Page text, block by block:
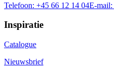
Telefoon: +45 66 12 14 04E-mail:
Inspiratie
Catalogue
Nieuwsbrief